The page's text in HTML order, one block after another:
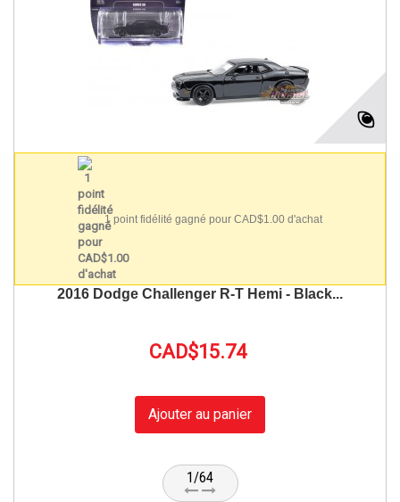
1 point fidélité gagné pour CAD$1.00 d'achat
2016 Dodge Challenger R-T Hemi - Black...
CAD$15.74
Ajouter au panier
1/64